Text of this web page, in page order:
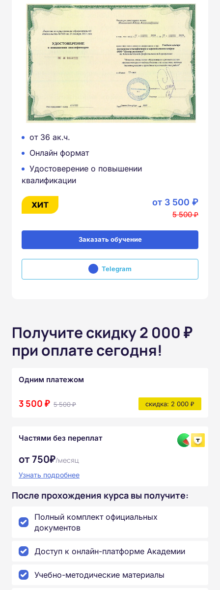
от 36 ак.ч.
Онлайн формат
Удостоверение о повышении
квалификации
от 3 500 ₽
5 500 ₽
Заказать обучение
Telegram
Получите скидку 2 000 ₽
при оплате сегодня!
Одним платежом
3 500 ₽ 5 500 ₽ скидка: 2 000 ₽
Частями без переплат
от 750₽/месяц
Узнать подробнее
После прохождения курса вы получите:
Полный комплект официальных
документов
Доступ к онлайн-платформе Академии
Учебно-методические материалы